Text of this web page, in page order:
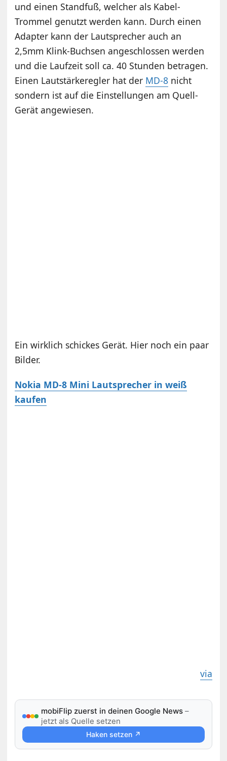
und einen Standfuß, welcher als Kabel-
Trommel genutzt werden kann. Durch einen
Adapter kann der Lautsprecher auch an
2,5mm Klink-Buchsen angeschlossen werden
und die Laufzeit soll ca. 40 Stunden betragen.
Einen Lautstärkeregler hat der MD-8 nicht
sondern ist auf die Einstellungen am Quell-
Gerät angewiesen.
Ein wirklich schickes Gerät. Hier noch ein paar
Bilder.
Nokia MD-8 Mini Lautsprecher in weiß
kaufen
via
mobiFlip zuerst in deinen Google News –
jetzt als Quelle setzen
Haken setzen ↗